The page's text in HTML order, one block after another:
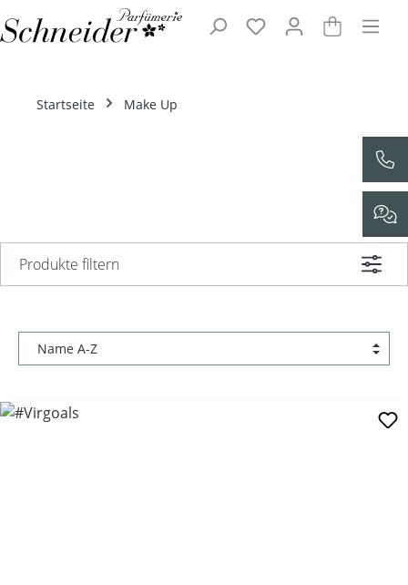
Zum Hauptinhalt springen
Startseite Make Up
Produkte filtern